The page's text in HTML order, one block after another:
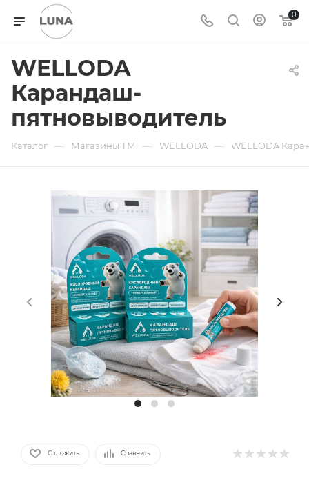
0
WELLODA
Карандаш-
пятновыводитель
Каталог — Магазины ТМ — WELLODA — WELLODA
Отложить Сравнить